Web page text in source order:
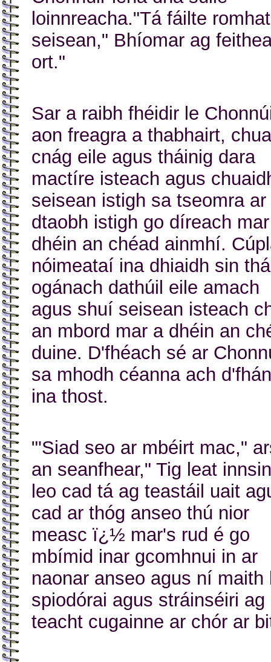
loinnreacha."Tá fáilte
seisean," Bhíomar ag
ort."
Sar a raibh fhéidir le
aon freagra a thabhairt,
cnág eile agus tháinig dara
mactíre isteach agus
seisean istigh sa tseomra ar
dtaobh istigh go díreach
dhéin an chéad ainmhí.
nóimeataí ina dhiaidh sin
ogánach dathúil eile amach
agus shuí seisean isteach
an mbord mar a dhéin an
duine. D'fhéach sé ar
sa mhodh céanna ach
ina thost.
"'Siad seo ar mbéirt mac,"
an seanfhear," Tig leat
leo cad tá ag teastáil uait
cad ar thóg anseo thú nior
measc ï¿½ mar's rud é go
mbímid inar gcomhnui in ar
naonar anseo agus ní maith
spiodórai agus stráinséiri ag
teacht cugainne ar chór ar